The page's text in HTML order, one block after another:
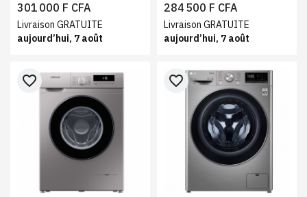
Diagnosis™| Vitesse
d'essorage 1200 tr/min
301 000 F CFA
Livraison GRATUITE
aujourd’hui, 7 août
tr/min, silver-noir
284 500 F CFA
Livraison GRATUITE
aujourd’hui, 7 août
favorite_border favorite_border